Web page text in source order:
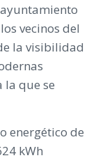
vecinos del
la visibilidad
que se
energético de
kWh